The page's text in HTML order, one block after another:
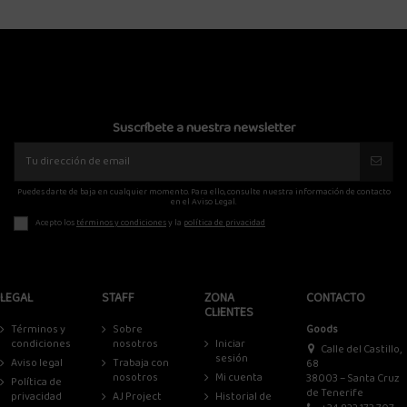
Suscríbete a nuestra newsletter
Puedes darte de baja en cualquier momento. Para ello, consulte nuestra información de contacto
en el Aviso Legal.
Acepto lostérminos y condicionesy la política de privacidad
LEGAL
Términos y
condiciones
Aviso legal
Política de
privacidad
STAFF
Sobre
nosotros
Trabaja con
nosotros
AJ Project
ZONA
CLIENTES
Iniciar
sesión
Mi cuenta
Historial de
CONTACTO
Goods
Calle del Castillo,
68
38003 – Santa Cruz
de Tenerife